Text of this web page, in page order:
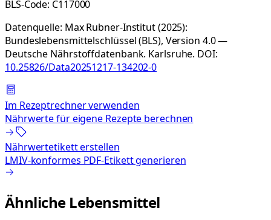
BLS-Code: C117000
Datenquelle: Max Rubner-Institut (2025):
Bundeslebensmittelschlüssel (BLS), Version 4.0 —
Deutsche Nährstoffdatenbank. Karlsruhe. DOI:
10.25826/Data20251217-134202-0
Im Rezeptrechner verwenden
Nährwerte für eigene Rezepte berechnen
Nährwertetikett erstellen
LMIV-konformes PDF-Etikett generieren
Ähnliche Lebensmittel